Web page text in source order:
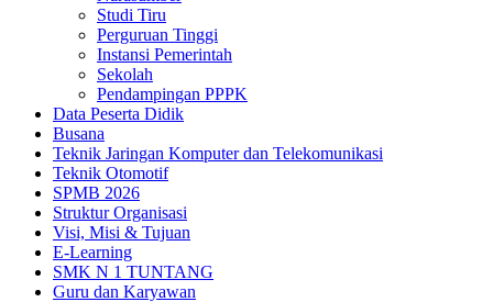
Studi Tiru
Perguruan Tinggi
Instansi Pemerintah
Sekolah
Pendampingan PPPK
Data Peserta Didik
Busana
Teknik Jaringan Komputer dan Telekomunikasi
Teknik Otomotif
SPMB 2026
Struktur Organisasi
Visi, Misi & Tujuan
E-Learning
SMK N 1 TUNTANG
Guru dan Karyawan